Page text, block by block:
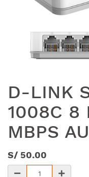
D-LINK
1008C 8
MBPS
S/ 50.00